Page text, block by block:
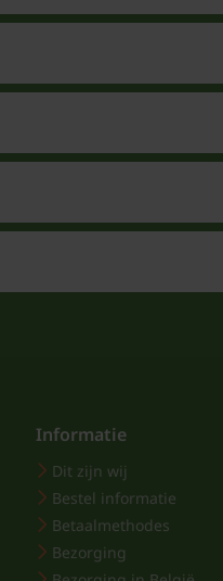
Informatie
Dit zijn wij
Bestel informatie
Betaalmethodes
Bezorging